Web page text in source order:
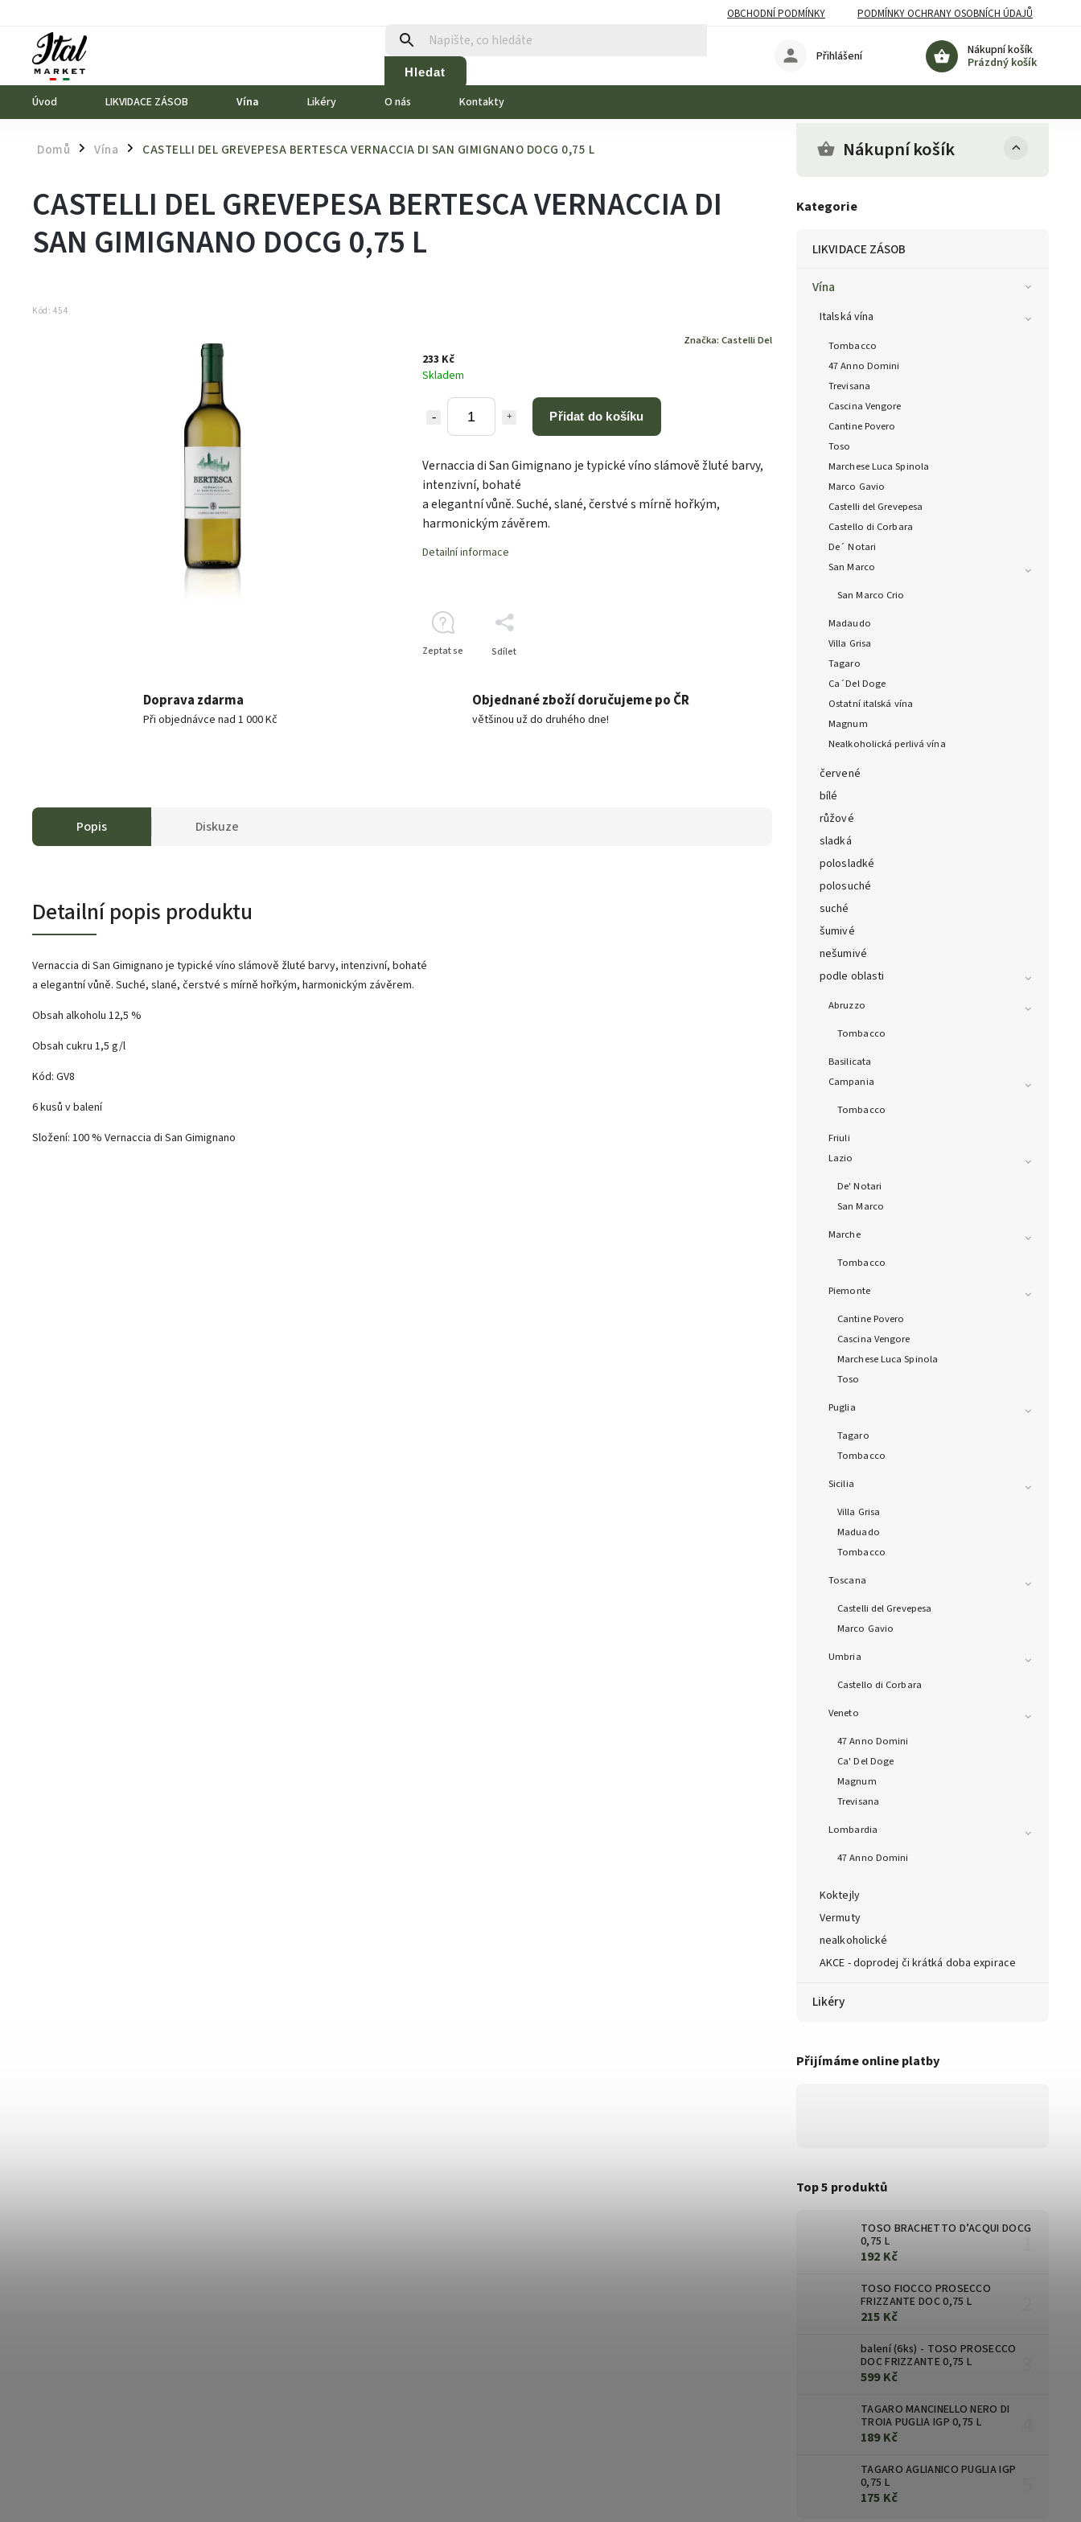
OBCHODNÍ PODMÍNKY PODMÍNKY OCHRANY OSOBNÍCH ÚDAJŮ
Hledat
Nákupní košík
Prázdný košík
Přihlášení
Úvod LIKVIDACE ZÁSOB Vína Likéry O nás Kontakty
Domů / Vína / CASTELLI DEL GREVEPESA BERTESCA VERNACCIA DI SAN GIMIGNANO DOCG 0,75 L Nákupní košík
Kategorie
LIKVIDACE ZÁSOB
Vína
Italská vína
Tombacco
47 Anno Domini
Trevisana
Cascina Vengore
Cantine Povero
Toso
Marchese Luca Spinola
Marco Gavio
Castelli del Grevepesa
Castello di Corbara
De´ Notari
San Marco
San Marco Crio
Madaudo
Villa Grisa
Tagaro
Ca´Del Doge
Ostatní italská vína
Magnum
Nealkoholická perlivá vína
červené
bílé
růžové
sladká
polosladké
polosuché
suché
šumivé
nešumivé
podle oblasti
Abruzzo
Tombacco
Basilicata
Campania
Tombacco
Friuli
Lazio
De' Notari
San Marco
Marche
Tombacco
Piemonte
Cantine Povero
Cascina Vengore
Marchese Luca Spinola
Toso
Puglia
Tagaro
Tombacco
Sicilia
Villa Grisa
Maduado
Tombacco
Toscana
Castelli del Grevepesa
Marco Gavio
Umbria
Castello di Corbara
Veneto
47 Anno Domini
Ca' Del Doge
Magnum
Trevisana
Lombardia
47 Anno Domini
Koktejly
Vermuty
nealkoholické
AKCE - doprodej či krátká doba expirace
Likéry
Přijímáme online platby
Top 5 produktů
TOSO BRACHETTO D’ACQUI DOCG
0,75 L
192 Kč
TOSO FIOCCO PROSECCO
FRIZZANTE DOC 0,75 L
215 Kč
balení (6ks) - TOSO PROSECCO
DOC FRIZZANTE 0,75 L
599 Kč
TAGARO MANCINELLO NERO DI
TROIA PUGLIA IGP 0,75 L
189 Kč
TAGARO AGLIANICO PUGLIA IGP
0,75 L
175 Kč
CASTELLI DEL GREVEPESA BERTESCA VERNACCIA DI
SAN GIMIGNANO DOCG 0,75 L
Kód: 454
Značka: Castelli Del
233 Kč
Skladem
Přidat do košíku
Vernaccia di San Gimignano je typické víno slámově žluté barvy,
intenzivní, bohaté
a elegantní vůně. Suché, slané, čerstvé s mírně hořkým,
harmonickým závěrem.
Detailní informace
Zeptat se Sdílet
Doprava zdarma
Při objednávce nad 1 000 Kč
Objednané zboží doručujeme po ČR
většinou už do druhého dne!
Popis Diskuze
Detailní popis produktu
Vernaccia di San Gimignano je typické víno slámově žluté barvy, intenzivní, bohaté
a elegantní vůně. Suché, slané, čerstvé s mírně hořkým, harmonickým závěrem.
Obsah alkoholu 12,5 %
Obsah cukru 1,5 g/l
Kód: GV8
6 kusů v balení
Složení: 100 % Vernaccia di San Gimignano